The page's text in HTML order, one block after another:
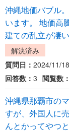
沖縄地価バブル
います。 地価高
建ての乱立が凄
解決済み
質問日： 2024/11/18
回答数： 3 閲覧数：
沖縄県那覇市の
すが、外国人に
んとかってやつ